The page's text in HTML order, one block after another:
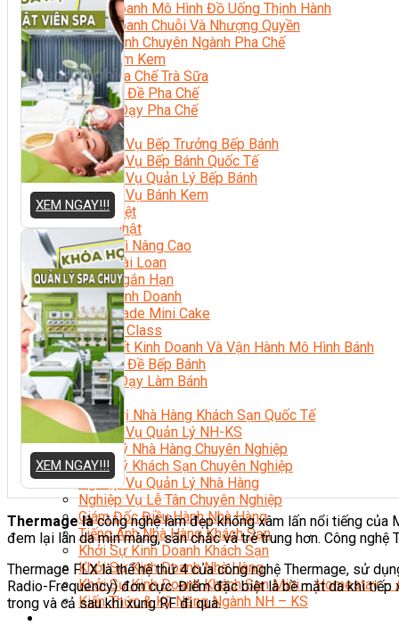
Kinh Doanh Mô Hình Đồ Uống Thịnh Hành
Kinh Doanh Chuỗi Và Nhượng Quyền
Tiếng Anh Chuyên Ngành Pha Chế
Học Làm Kem
Học Pha Chế Trà Sữa
Chuyên Đề Pha Chế
Video Dạy Pha Chế
Làm Bánh
Nghiệp Vụ Bếp Trưởng Bếp Bánh
Nghiệp Vụ Bếp Bánh Quốc Tế
Nghiệp Vụ Quản Lý Bếp Bánh
Nghiệp Vụ Bánh Kem
Bánh Việt
Bánh Nhật
Bánh Mì Nâng Cao
Bánh Đài Loan
Bánh Ngắn Hạn
Bánh Kinh Doanh
Handmade Mini Cake
Master Class
Bí Quyết Kinh Doanh Và Vận Hành Mô Hình Bánh
Chuyên Đề Bếp Bánh
Video Dạy Làm Bánh
Quản Trị NHKS
Quản Trị Nhà Hàng Khách Sạn Quốc Tế
Nghiệp Vụ Quản Lý NH-KS
Quản Lý Nhà Hàng Chuyên Nghiệp
Quản Lý Khách Sạn Chuyên Nghiệp
Nghiệp Vụ Quản Lý Nhà Hàng
Nghiệp Vụ Lễ Tân Chuyên Nghiệp
Giám Đốc Điều Hành Nhà Hàng
Tiếng Anh Nhà Hàng Khách Sạn
Khởi Sự Kinh Doanh Khách Sạn
Khởi Sự Kinh Doanh Nhà Hàng
Khởi Sự Kinh Doanh Khách Sạn Mini – Homestay –
Kiến Thức & Kỹ Năng Ngành NH – KS
XEM NGAY!!!
XEM NGAY!!!
Thermage làcông nghệ làm đẹp không xâm lấn nổi tiếng của
đem lại làn da mịn màng, săn chắc và trẻ trung hơn. Công
Thermage FLX là thế hệ thứ 4 của công nghệ Thermage, sử
Radio-Frequency) đơn cực. Điểm đặc biệt là bề mặt da khi
trong và cả sau khi xung RF đi qua.